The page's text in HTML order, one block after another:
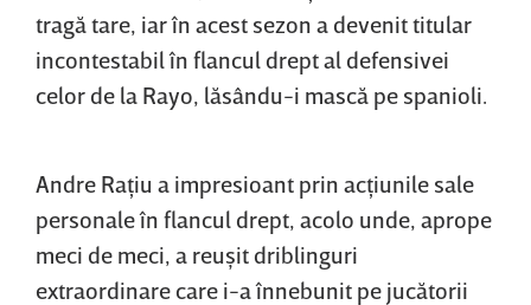
tragă tare, iar în acest sezon a devenit titular
incontestabil în flancul drept al defensivei
celor de la Rayo, lăsându-i mască pe spanioli.
Andre Raţiu a impresioant prin acţiunile sale
personale în flancul drept, acolo unde, aprope
meci de meci, a reuşit driblinguri
extraordinare care i-a înnebunit pe jucătorii